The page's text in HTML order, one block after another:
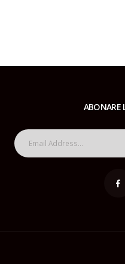
ABONARE